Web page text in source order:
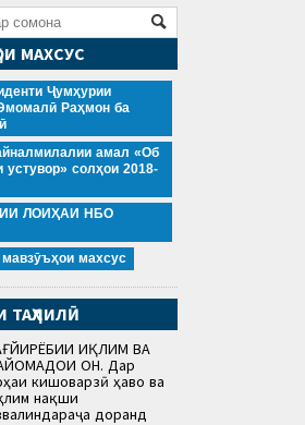
МАХСУС
Ҷумҳурии
Раҳмон ба
амал «Об
устувор» солҳои 2018-
ЛОИҲАИ НБО
махсус
ТАҲЛИЛӢ
ИҚЛИМ ВА
ОН. Дар
кишоварзӣ ҳаво ва
нақши
доранд